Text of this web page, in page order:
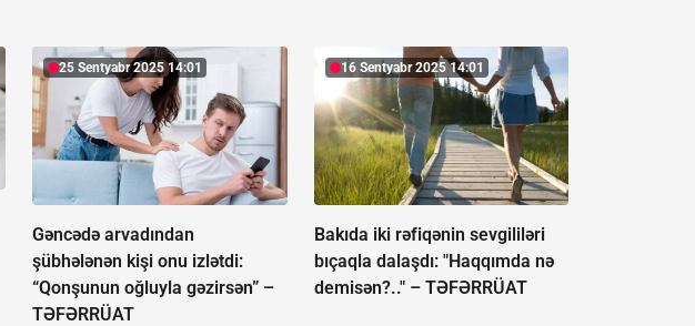
25 Sentyabr 2025 14:01
Gəncədə arvadından
şübhələnən kişi onu izlətdi:
“Qonşunun oğluyla gəzirsən” –
TƏFƏRRÜAT
16 Sentyabr 2025 14:01
Bakıda iki rəfiqənin sevgililəri
bıçaqla dalaşdı: "Haqqımda nə
demisən?.." – TƏFƏRRÜAT